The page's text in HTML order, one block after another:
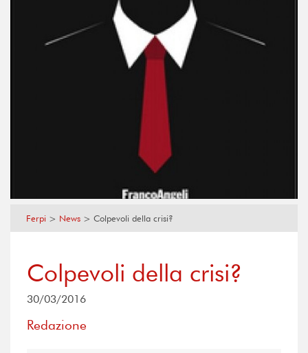
Ferpi > News > Colpevoli della crisi?
Colpevoli della crisi?
30/03/2016
Redazione